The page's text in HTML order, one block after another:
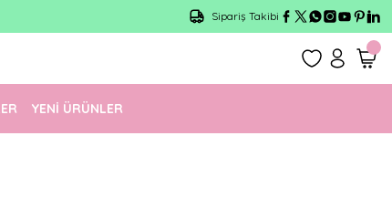
Sipariş Takibi
YENİ ÜRÜNLER